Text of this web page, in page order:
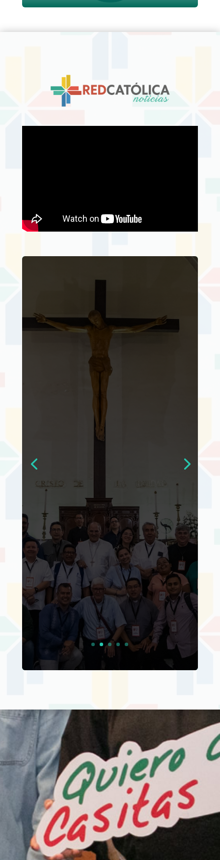
Inicia en Mérida el
Encuentro Nacional
de Oficinas de Prensa
Diocesanas 2026
cepcommex
2026| Noticias
Comentarios
participan en un espacio de
formación, comunión y
fortalecimiento impulsado
por la CEPCOM rumbo a su
50.º aniversario
Leer más